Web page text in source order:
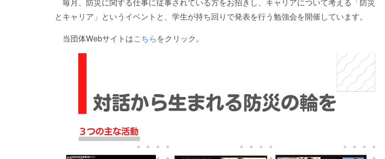
毎月、防災に関する仕事に従事されている方をお招きし、キャリアについて考える「防災
とキャリア」というイベントと、学生が持ち回りで発表を行う勉強会を開催しています。
当団体Webサイトはこちらをクリック。